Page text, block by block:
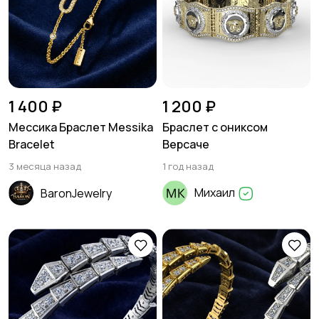
1 400 ₽
Мессика Браслет Messika
Bracelet
3 месяца назад
BaronJewelry
1 200 ₽
Браслет с ониксом
Версаче
1 год назад
Михаил